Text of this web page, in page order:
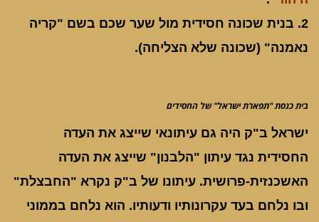
2. בנית שכונה חסידית מול שער שכם בשם "קריה
נאמנה" (שכונה שלא הצליחה).
בית כנסת "תפארת ישראל" של החסידים
ישראל ב"ק היה גם עיתונאי שייצג את העדה
החסידית נגד עיתון "הלבנון" שייצג את העדה
האשכנזית-פרושית. עיתונו של ב"ק נקרא "החבצלת"
ובו נלחם בעד עקרונותיו ודעותיו. הוא נלחם בממוני